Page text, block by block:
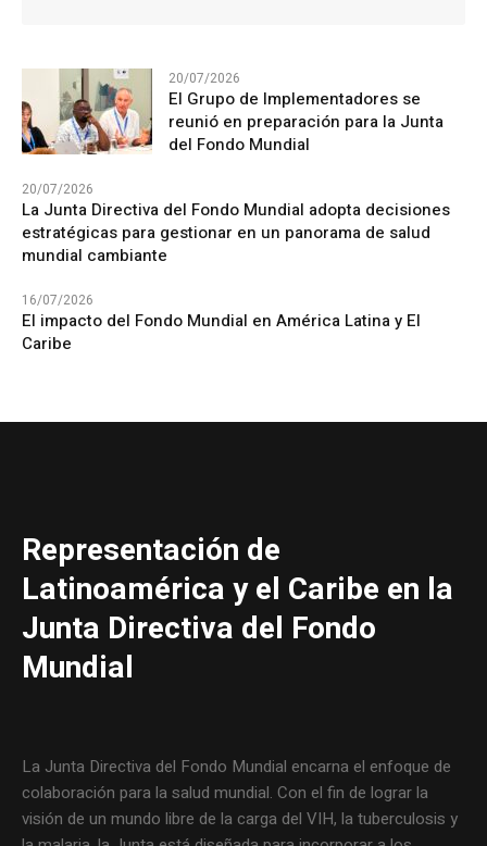
20/07/2026
El Grupo de Implementadores se
reunió en preparación para la Junta
del Fondo Mundial
20/07/2026
La Junta Directiva del Fondo Mundial adopta decisiones
estratégicas para gestionar en un panorama de salud
mundial cambiante
16/07/2026
El impacto del Fondo Mundial en América Latina y El
Caribe
Representación de
Latinoamérica y el Caribe en la
Junta Directiva del Fondo
Mundial
La Junta Directiva del Fondo Mundial encarna el enfoque de
colaboración para la salud mundial. Con el fin de lograr la
visión de un mundo libre de la carga del VIH, la tuberculosis y